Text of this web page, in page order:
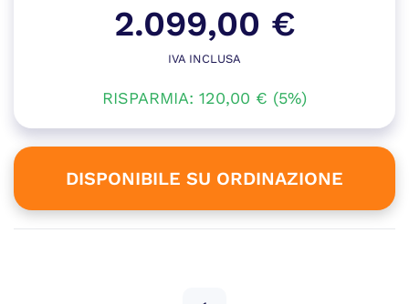
Il
prezzo
originale
era:
2.099,00 €
Il
prezzo
attuale
è:
2.099,00 €.
IVA INCLUSA
RISPARMIA: 120,00 € (5%)
DISPONIBILE SU ORDINAZIONE